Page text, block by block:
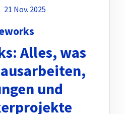
21 Nov. 2025
Alles, was
und